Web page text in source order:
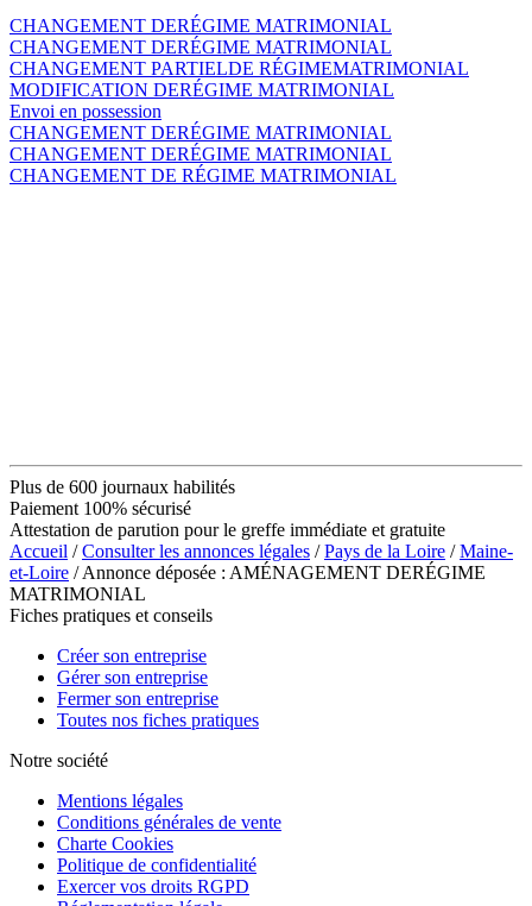
CHANGEMENT DERÉGIME MATRIMONIAL
CHANGEMENT DERÉGIME MATRIMONIAL
CHANGEMENT PARTIELDE RÉGIMEMATRIMONIAL
MODIFICATION DERÉGIME MATRIMONIAL
Envoi en possession
CHANGEMENT DERÉGIME MATRIMONIAL
CHANGEMENT DERÉGIME MATRIMONIAL
CHANGEMENT DE RÉGIME MATRIMONIAL
Plus de 600 journaux habilités
Paiement 100% sécurisé
Attestation de parution pour le greffe immédiate et gratuite
Accueil /Consulter les annonces légales /Pays de la Loire /Maine-
et-Loire / Annonce déposée : AMÉNAGEMENT DERÉGIME
MATRIMONIAL
Fiches pratiques et conseils
Créer son entreprise
Gérer son entreprise
Fermer son entreprise
Toutes nos fiches pratiques
Notre société
Mentions légales
Conditions générales de vente
Charte Cookies
Politique de confidentialité
Exercer vos droits RGPD